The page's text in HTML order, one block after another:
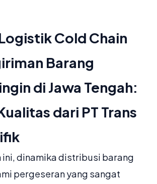
Cold Chain
Barang
di Jawa Tengah:
dari PT Trans
ini, dinamika distribusi barang
pergeseran yang sangat